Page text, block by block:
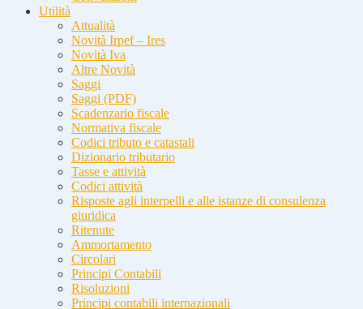
Utilità
Attualità
Novità Irpef – Ires
Novità Iva
Altre Novità
Saggi
Saggi (PDF)
Scadenzario fiscale
Normativa fiscale
Codici tributo e catastali
Dizionario tributario
Tasse e attività
Codici attività
Risposte agli interpelli e alle istanze di consulenza
giuridica
Ritenute
Ammortamento
Circolari
Principi Contabili
Risoluzioni
Principi contabili internazionali